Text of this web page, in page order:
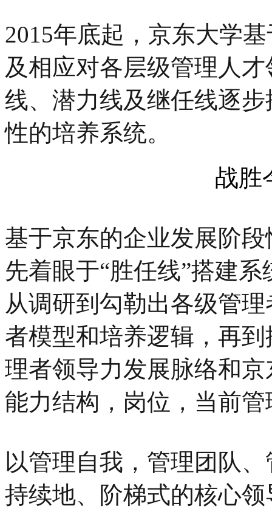
2015年底起，京东大学
及相应对各层级管理人
线、潜力线及继任线逐
性的培养系统。
战胜
基于京东的企业发展阶
先着眼于“胜任线”搭建
从调研到勾勒出各级管
者模型和培养逻辑，再
理者领导力发展脉络和
能力结构，岗位，当前
以管理自我，管理团队
持续地、阶梯式的核心